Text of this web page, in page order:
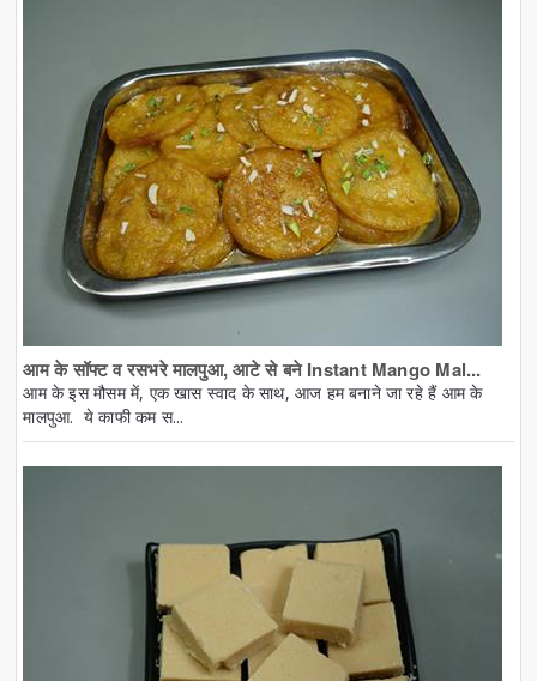
आम के सॉफ्ट व रसभरे मालपुआ, आटे से बने Instant Mango Mal...
आम के इस मौसम में, एक खास स्वाद के साथ, आज हम बनाने जा रहे हैं आम के
मालपुआ. ये काफी कम स...